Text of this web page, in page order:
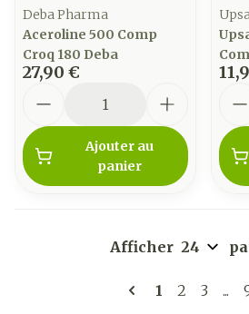
Deba Pharma
Aceroline 500 Comp
Croq 180 Deba
27,90 €
Ajouter au
panier
Pages
Vous lisez
1 Page
2 Page
3 ...
Afficher